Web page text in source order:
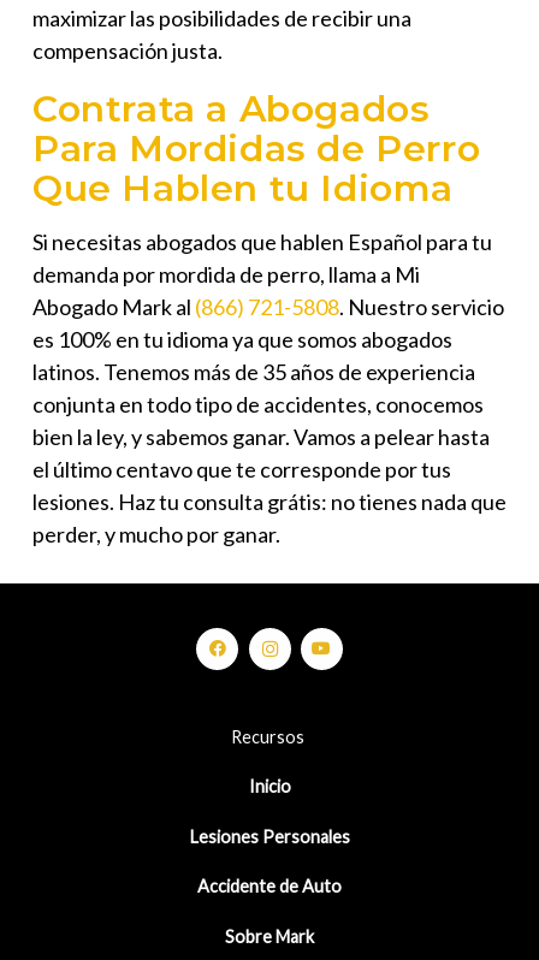
maximizar las posibilidades de recibir una
compensación justa.
Contrata a Abogados
Para Mordidas de Perro
Que Hablen tu Idioma
Si necesitas abogados que hablen Español para tu
demanda por mordida de perro, llama a Mi
Abogado Mark al (866) 721-5808. Nuestro servicio
es 100% en tu idioma ya que somos abogados
latinos. Tenemos más de 35 años de experiencia
conjunta en todo tipo de accidentes, conocemos
bien la ley, y sabemos ganar. Vamos a pelear hasta
el último centavo que te corresponde por tus
lesiones. Haz tu consulta grátis: no tienes nada que
perder, y mucho por ganar.
Recursos
Inicio
Lesiones Personales
Accidente de Auto
Sobre Mark